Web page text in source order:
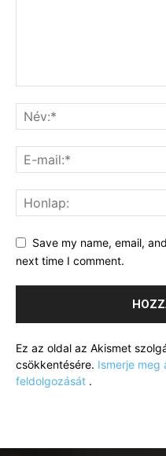
Save my name, email,
next time I comment.
Ez az oldal az Akismet
csökkentésére. Ismerje meg
feldolgozását .